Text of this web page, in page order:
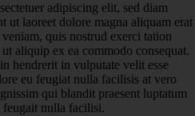
adipiscing elit, sed diam
ut laoreet dolore magna aliquam erat
quis nostrud exerci tation
aliquip ex ea commodo consequat.
hendrerit in vulputate velit esse
eu feugiat nulla facilisis at vero
qui blandit praesent luptatum
feugait nulla facilisi.